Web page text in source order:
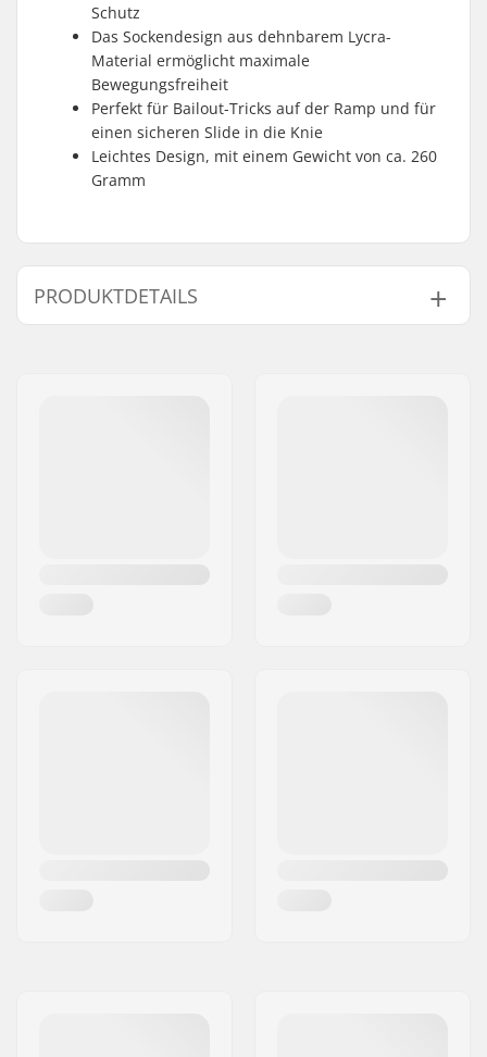
Schutz
Das Sockendesign aus dehnbarem Lycra-
Material ermöglicht maximale
Bewegungsfreiheit
Perfekt für Bailout-Tricks auf der Ramp und für
einen sicheren Slide in die Knie
Leichtes Design, mit einem Gewicht von ca. 260
Gramm
PRODUKTDETAILS